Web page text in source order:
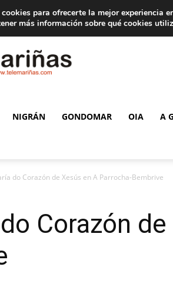
Tarifas de publicidad
NIGRÁN GONDOMAR OIA A
do Corazón de Xesús en A Parrocha-Bembrive
Corazón
para ofrecerte la mejor experiencia
más información sobre qué cookies